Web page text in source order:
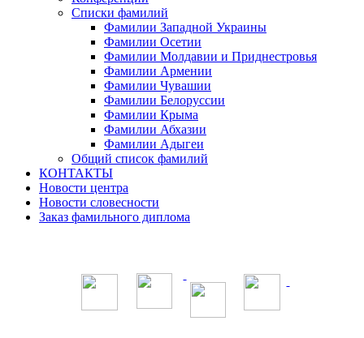
Списки фамилий
Фамилии Западной Украины
Фамилии Осетии
Фамилии Молдавии и Приднестровья
Фамилии Армении
Фамилии Чувашии
Фамилии Белоруссии
Фамилии Крыма
Фамилии Абхазии
Фамилии Адыгеи
Общий список фамилий
КОНТАКТЫ
Новости центра
Новости словесности
Заказ фамильного диплома